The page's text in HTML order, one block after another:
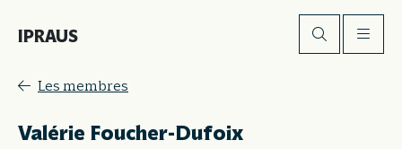
IPRAUS
Les membres
Valérie Foucher-Dufoix